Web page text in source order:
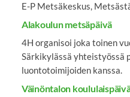
E-P Metsäkeskus,
Alakoulun metsäpäivä
4H organisoi joka toinen
Särkikylässä yhteistyössä
luontotoimijoiden kanssa.
Väinöntalon